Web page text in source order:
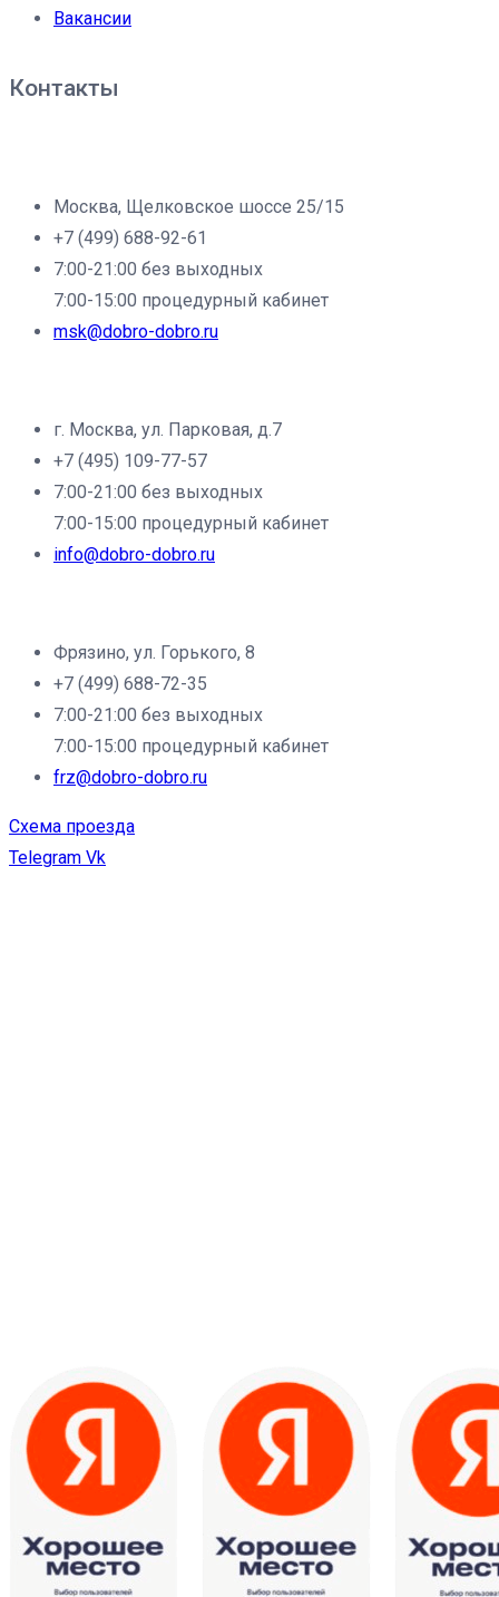
Вакансии
Контакты
Москва, Щелковское шоссе 25/15
+7 (499) 688-92-61
7:00-21:00 без выходных
7:00-15:00 процедурный кабинет
msk@dobro-dobro.ru
г. Москва, ул. Парковая, д.7
+7 (495) 109-77-57
7:00-21:00 без выходных
7:00-15:00 процедурный кабинет
info@dobro-dobro.ru
Фрязино, ул. Горького, 8
+7 (499) 688-72-35
7:00-21:00 без выходных
7:00-15:00 процедурный кабинет
frz@dobro-dobro.ru
Схема проезда
Telegram Vk